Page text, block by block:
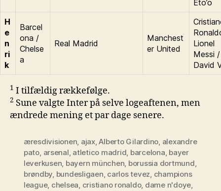
Eto’o
H
e
n
ri
k
Barcel
ona /
Chelse
a
Real Madrid
Manchest
er United
Lionel
Messi /
David
1 I tilfældig rækkefølge.
2 Sune valgte Inter på selve logeaftenen, men
ændrede mening et par dage senere.
æresdivisionen, ajax,Alberto Gilardino, alexandre
pato, arsenal, atletico madrid, barcelona, bayer
leverkusen, bayern münchen, borussia dortmund,
brøndby, bundesligaen, carlos tevez, champions
league, chelsea, cristiano ronaldo, dame n'doye,